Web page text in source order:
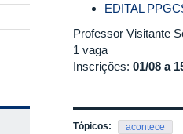
EDITAL
Professor Visitante
1 vaga
Inscrições: 01/08 a
Tópicos: acontece